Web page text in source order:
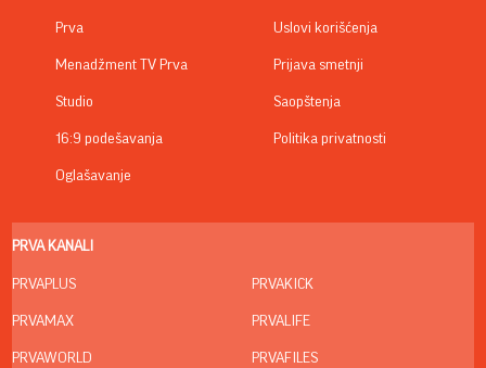
Prva
Menadžment TV Prva
Studio
16:9 podešavanja
Oglašavanje
Uslovi korišćenja
Prijava smetnji
Saopštenja
Politika privatnosti
PRVA KANALI
PRVAPLUS
PRVAMAX
PRVAWORLD
PRVAKICK
PRVALIFE
PRVAFILES